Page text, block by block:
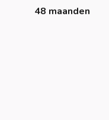
48 maanden